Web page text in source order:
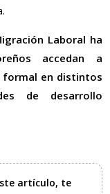
Laboral ha
accedan a
formal en distintos
de desarrollo
artículo, te